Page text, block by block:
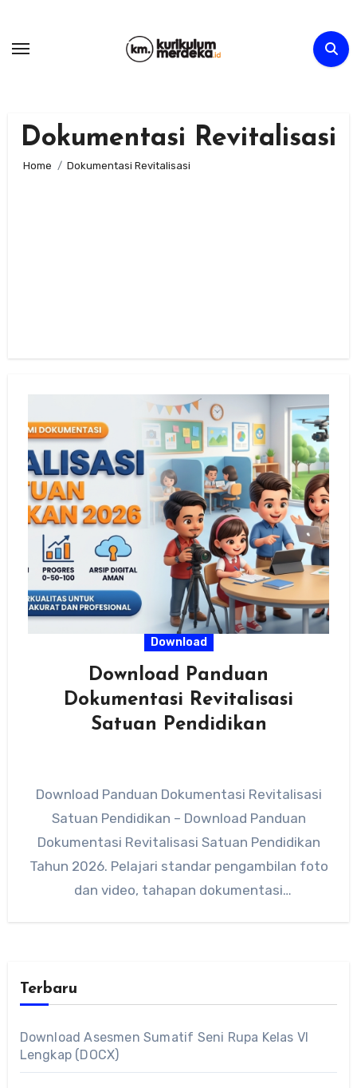
content
Dokumentasi Revitalisasi
Home Dokumentasi Revitalisasi
Download
Download Panduan
Dokumentasi Revitalisasi
Satuan Pendidikan
Download Panduan Dokumentasi Revitalisasi
Satuan Pendidikan – Download Panduan
Dokumentasi Revitalisasi Satuan Pendidikan
Tahun 2026. Pelajari standar pengambilan foto
dan video, tahapan dokumentasi
Terbaru
Download Asesmen Sumatif Seni Rupa Kelas VI
Lengkap (DOCX)